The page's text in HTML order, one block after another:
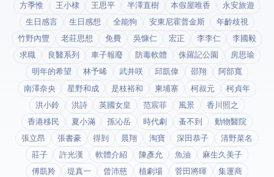
方季惟
王小棣 王思平 半澤直樹 本假屋唯香
永安旅遊
生日感言
生日感想 全能狗 安東尼霍普金斯
年齡歧視
竹野內豐
老莊思想 免費 吳慷仁 宏正 李李仁
李國毅
求職
良醫系列 車子報廢 防毒軟體 侏羅記公園
房思瑜
明年的希望
林予晞 武井咲 邱凱偉 邵翔
阿部寬
南澤奈央
星野和成 是枝裕和 柬埔寨 柯叔元
柯貞年
洪小鈴
洪詩 英國女皇 范宸菲 風景
香川照之
香港移民
夏小滿 孫沁岳 時代劇 蚤不到
動物醫院
張立昂
張書豪 得到app 晨翔 淘寶 深田恭子
清野菜名
莊子
許光漢 軟體介紹 陳彥允 魚油
麻生久美子
傅凱羚
堤真一 曾沛慈 植劇場 菅田將暉 集運商